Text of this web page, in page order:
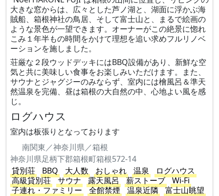
大きな窓からは、広々とした芦ノ湖と、湖面に浮かぶ海
賊船、箱根神社の鳥居、そして富士山と、まるで絵画の
ような景色が一望できます。オーナーがこの絶景に惚れ
こみ１年半もの時間をかけて理想を追い求めフルリノベ
ーションを施しました。
荘厳な２段ウッドデッキにはBBQ設備があり、新鮮な空
気と共に美味しい食事をお楽しみいただけます。また、
サウナとジャグジーのみならず、室内には檜風呂＆準天
然温泉を完備、昼は箱根の大自然の中、心地よい風を感
じ。
ログハウス
室内は板張りとなっております
南関東／神奈川県／箱根
神奈川県足柄下郡箱根町箱根572-14
貸別荘
BBQ 大人数 おしゃれ 温泉
ログハウス
高級貸別荘
サウナ 露天風呂 薪ストーブ
Wi-Fi
子連れ・ファミリー
全館禁煙 温泉近隣
富士山眺望